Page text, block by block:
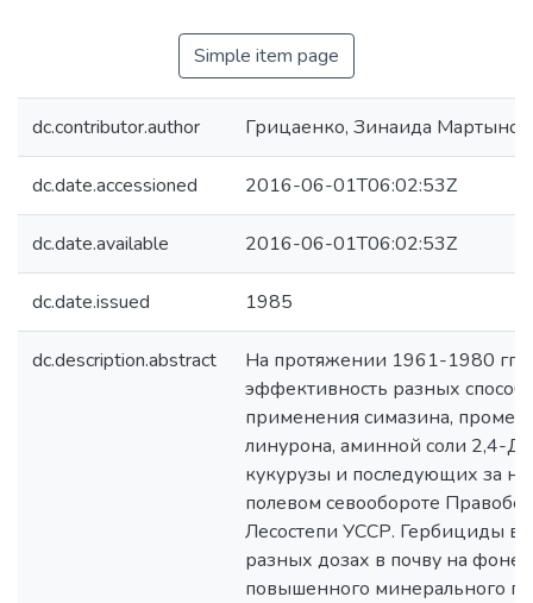
Simple item page
dc.contributor.author Грицаенко, Зинаида
dc.date.accessioned 2016-06-01T06:02:53Z
dc.date.available 2016-06-01T06:02:53Z
dc.date.issued 1985
dc.description.abstract
На протяжении 1961-1980 гг.
эффективность разных
применения симазина,
линурона, аминной соли 2,4-Д
кукурузы и последующих за
полевом севообороте
Лесостепи УССР. Гербициды
разных дозах в почву на фоне
повышенного минерального